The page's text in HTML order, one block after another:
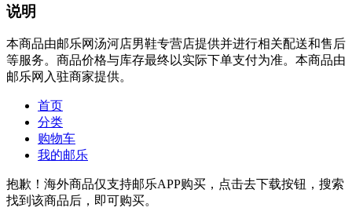
说明
本商品由邮乐网汤河店男鞋专营店提供并进行相关配送和售后
等服务。商品价格与库存最终以实际下单支付为准。本商品由
邮乐网入驻商家提供。
首页
分类
购物车
我的邮乐
抱歉！海外商品仅支持邮乐APP购买，点击去下载按钮，搜索
找到该商品后，即可购买。